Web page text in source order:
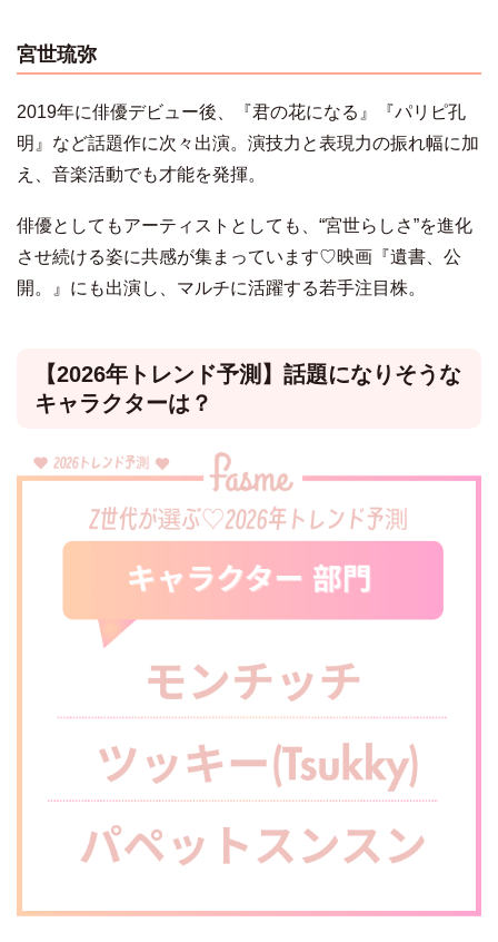
宮世琉弥
2019年に俳優デビュー後、『君の花になる』『パリピ孔
明』など話題作に次々出演。演技力と表現力の振れ幅に加
え、音楽活動でも才能を発揮。
俳優としてもアーティストとしても、“宮世らしさ”を進化
させ続ける姿に共感が集まっています♡映画『遺書、公
開。』にも出演し、マルチに活躍する若手注目株。
【2026年トレンド予測】話題になりそうな
キャラクターは？